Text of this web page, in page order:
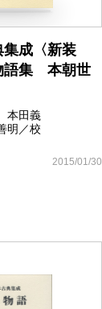
成〈新装
集 本朝世
本田義
明／校
2015/01/30